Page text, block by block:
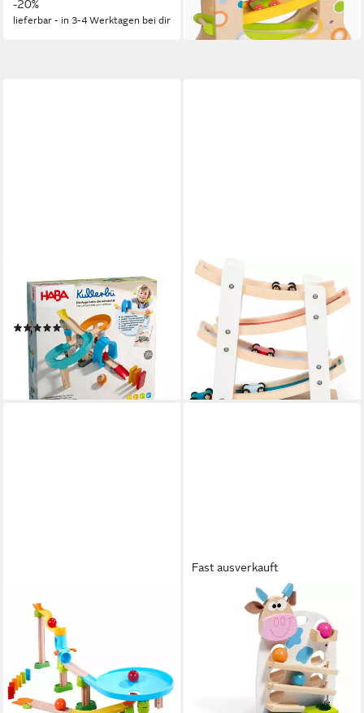
-20%
lieferbar - in 3-4 Werktagen bei dir
lieferbar - in 2-3 Werktagen bei dir
Kugelbahn Kullerbü - Step-By-
Step, (39-tlg)
(1)
ab 40,14 € UVP49,99 €
-20%
lieferbar - in 1-2 Werktagen bei dir
SMALL FOOT
Kugelbahn Rennbahn Klassik
ab 19,59 €
27,99 €
-30%
lieferbar - in 3-4 Werktagen bei dir
Kugelbahn Kullerbü Kugel-
ab 84,99 €
lieferbar - in 3-4 Werktagen bei dir
Fast ausverkauft
Kugelbahn Scratch Kuh Marie
Kugelbahn mit 3 Kugeln
Holzspielzeug Murmelbahn
44,95 €
lieferbar - in 5-6 Werktagen bei dir